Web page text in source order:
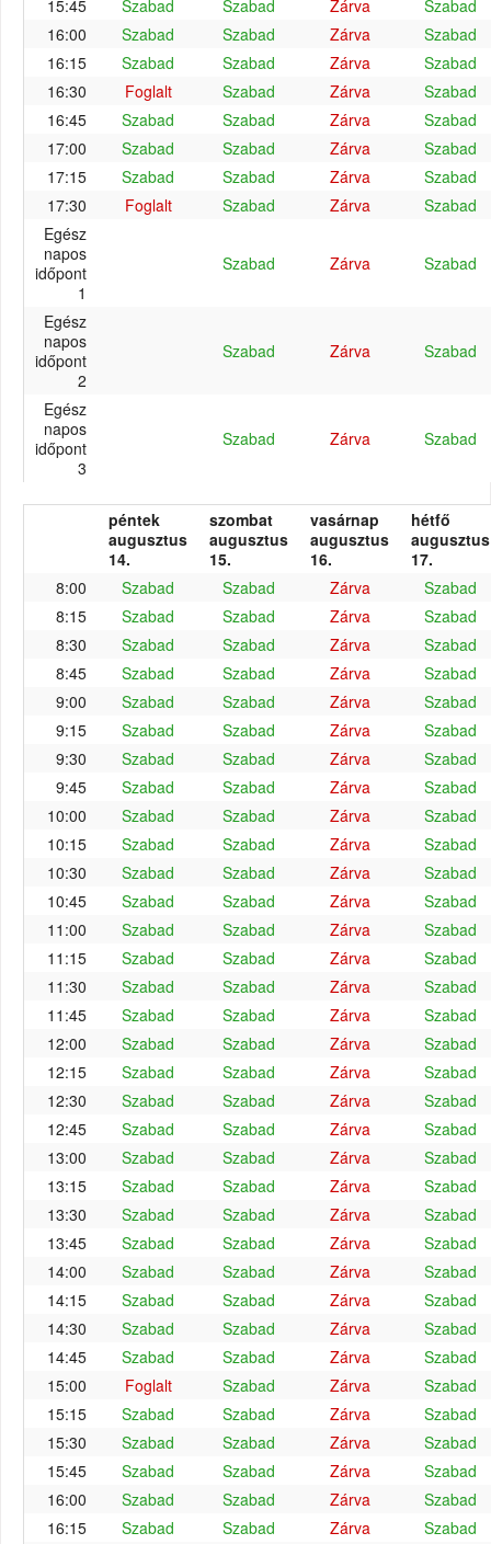
15:45
Szabad Szabad Zárva
Szabad
16:00
Szabad Szabad Zárva
Szabad
16:15
Szabad Szabad Zárva
Szabad
16:30
Foglalt Szabad Zárva
Szabad
16:45
Szabad Szabad Zárva
Szabad
17:00
Szabad Szabad Zárva
Szabad
17:15
Szabad Szabad Zárva
Szabad
17:30
Foglalt Szabad Zárva
Szabad
Egész
napos
időpont
1
Szabad Zárva Szabad
Egész
napos
időpont
2
Szabad Zárva Szabad
Egész
napos
időpont
3
Szabad Zárva Szabad
péntek
augusztus
14.
szombat
augusztus
15.
vasárnap
augusztus
16.
hétfő
augusztus
17.
8:00
Szabad Szabad Zárva
Szabad
8:15
Szabad Szabad Zárva
Szabad
8:30
Szabad Szabad Zárva
Szabad
8:45
Szabad Szabad Zárva
Szabad
9:00
Szabad Szabad Zárva
Szabad
9:15
Szabad Szabad Zárva
Szabad
9:30
Szabad Szabad Zárva
Szabad
9:45
Szabad Szabad Zárva
Szabad
10:00
Szabad Szabad Zárva
Szabad
10:15
Szabad Szabad Zárva
Szabad
10:30
Szabad Szabad Zárva
Szabad
10:45
Szabad Szabad Zárva
Szabad
11:00
Szabad Szabad Zárva
Szabad
11:15
Szabad Szabad Zárva
Szabad
11:30
Szabad Szabad Zárva
Szabad
11:45
Szabad Szabad Zárva
Szabad
12:00
Szabad Szabad Zárva
Szabad
12:15
Szabad Szabad Zárva
Szabad
12:30
Szabad Szabad Zárva
Szabad
12:45
Szabad Szabad Zárva
Szabad
13:00
Szabad Szabad Zárva
Szabad
13:15
Szabad Szabad Zárva
Szabad
13:30
Szabad Szabad Zárva
Szabad
13:45
Szabad Szabad Zárva
Szabad
14:00
Szabad Szabad Zárva
Szabad
14:15
Szabad Szabad Zárva
Szabad
14:30
Szabad Szabad Zárva
Szabad
14:45
Szabad Szabad Zárva
Szabad
15:00
Foglalt Szabad Zárva
Szabad
15:15
Szabad Szabad Zárva
Szabad
15:30
Szabad Szabad Zárva
Szabad
15:45
Szabad Szabad Zárva
Szabad
16:00
Szabad Szabad Zárva
Szabad
16:15
Szabad Szabad Zárva Szabad